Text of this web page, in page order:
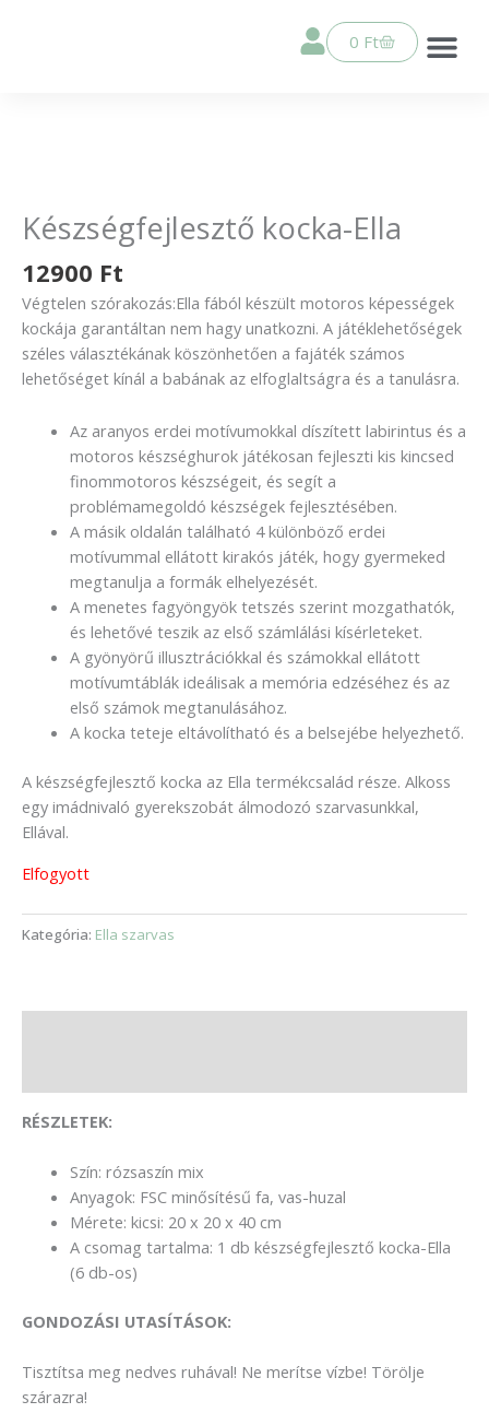
0 FtKosár
Készségfejlesztő kocka-Ella
12900 Ft
Végtelen szórakozás:Ella fából készült motoros képességek
kockája garantáltan nem hagy unatkozni. A játéklehetőségek
széles választékának köszönhetően a fajáték számos
lehetőséget kínál a babának az elfoglaltságra és a tanulásra.
Az aranyos erdei motívumokkal díszített labirintus és a
motoros készséghurok játékosan fejleszti kis kincsed
finommotoros készségeit, és segít a
problémamegoldó készségek fejlesztésében.
A másik oldalán található 4 különböző erdei
motívummal ellátott kirakós játék, hogy gyermeked
megtanulja a formák elhelyezését.
A menetes fagyöngyök tetszés szerint mozgathatók,
és lehetővé teszik az első számlálási kísérleteket.
A gyönyörű illusztrációkkal és számokkal ellátott
motívumtáblák ideálisak a memória edzéséhez és az
első számok megtanulásához.
A kocka teteje eltávolítható és a belsejébe helyezhető.
A készségfejlesztő kocka az Ella termékcsalád része. Alkoss
egy imádnivaló gyerekszobát álmodozó szarvasunkkal,
Ellával.
Elfogyott
Kategória: Ella szarvas
RÉSZLETEK:
Szín: rózsaszín mix
Anyagok: FSC minősítésű fa, vas-huzal
Mérete: kicsi: 20 x 20 x 40 cm
A csomag tartalma: 1 db készségfejlesztő kocka-Ella
(6 db-os)
GONDOZÁSI UTASÍTÁSOK:
Tisztítsa meg nedves ruhával! Ne merítse vízbe! Törölje
szárazra!